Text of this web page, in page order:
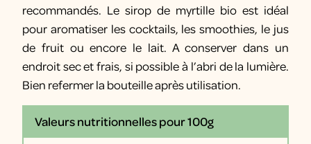
recommandés. Le sirop de myrtille bio est idéal
pour aromatiser les cocktails, les smoothies, le jus
de fruit ou encore le lait. A conserver dans un
endroit sec et frais, si possible à l’abri de la lumière.
Bien refermer la bouteille après utilisation.
Valeurs nutritionnelles pour 100g